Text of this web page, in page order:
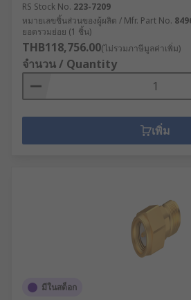
RS Stock No. 223-7209
หมายเลขชิ้นส่วนของผู้ผลิต / Mfr. Part No.
ยอดรวมย่อย (1 ชิ้น)
THB118,756.00(ไม่รวมภาษีมูลค่าเพิ่ม)
จำนวน / Quantity
เพิ่ม
มีในสต็อก